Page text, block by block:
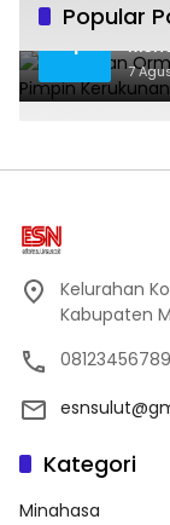
Popular
1
7
Kelurahan
Kabupaten
08123456789
Kategori
Minahasa